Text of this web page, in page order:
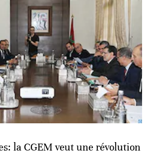
la CGEM veut une révolution